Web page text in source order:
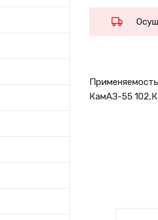
КамАЗ-55